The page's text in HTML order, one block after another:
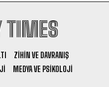
TIMES
ZIHIN VE DAVRANIŞ
MEDYA VE PSIKOLOJI